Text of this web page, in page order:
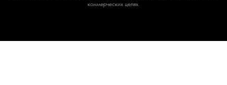
коммерческих целях.